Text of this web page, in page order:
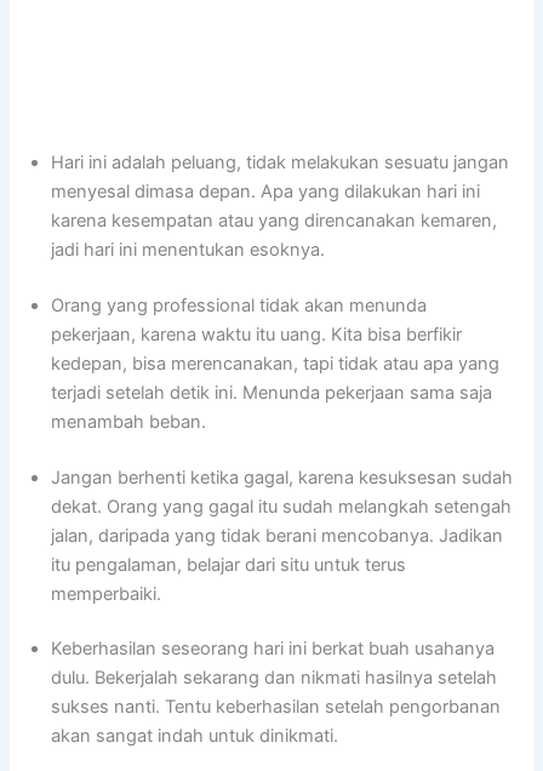
Hari ini adalah peluang, tidak melakukan sesuatu jangan
menyesal dimasa depan. Apa yang dilakukan hari ini
karena kesempatan atau yang direncanakan kemaren,
jadi hari ini menentukan esoknya.
Orang yang professional tidak akan menunda
pekerjaan, karena waktu itu uang. Kita bisa berfikir
kedepan, bisa merencanakan, tapi tidak atau apa yang
terjadi setelah detik ini. Menunda pekerjaan sama saja
menambah beban.
Jangan berhenti ketika gagal, karena kesuksesan sudah
dekat. Orang yang gagal itu sudah melangkah setengah
jalan, daripada yang tidak berani mencobanya. Jadikan
itu pengalaman, belajar dari situ untuk terus
memperbaiki.
Keberhasilan seseorang hari ini berkat buah usahanya
dulu. Bekerjalah sekarang dan nikmati hasilnya setelah
sukses nanti. Tentu keberhasilan setelah pengorbanan
akan sangat indah untuk dinikmati.